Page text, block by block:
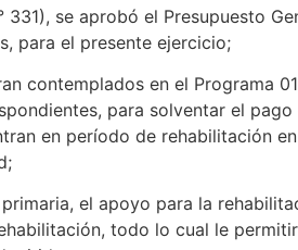
331), se aprobó el Presupuesto
para el presente ejercicio;
contemplados en el Programa
para solventar el
en período de rehabilitación
el apoyo para la
todo lo cual le